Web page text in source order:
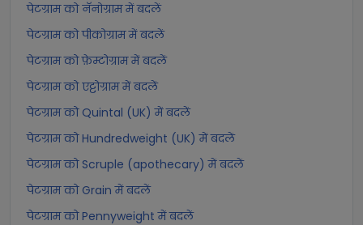
पेटग्राम को नॅनोग्राम में बदलें
पेटग्राम को पीकोग्राम में बदलें
पेटग्राम को फ़ेम्टोग्राम में बदलें
पेटग्राम को एट्टोग्राम में बदलें
पेटग्राम को Quintal (UK) में बदलें
पेटग्राम को Hundredweight (UK) में बदलें
पेटग्राम को Scruple (apothecary) में बदलें
पेटग्राम को Grain में बदलें
पेटग्राम को Pennyweight में बदलें